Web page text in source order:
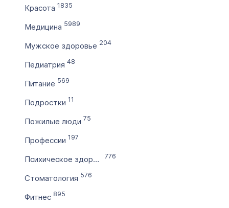
от
до
Без цены
с
по
Дополнительные условия
Словарное слово в домене
Красота 1835
Медицина 5989
Мужское здоровье 204
Педиатрия 48
Питание 569
Подростки 11
Пожилые люди 75
Профессии 197
Психическое здоровье 776
Стоматология 576
Фитнес 895